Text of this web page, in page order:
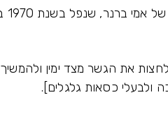
את הגשר מצד ימין
ולבעלי כסאות גלגלים].